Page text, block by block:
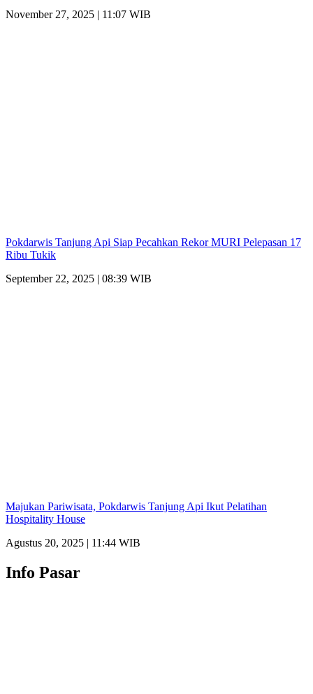
November 27, 2025 | 11:07 WIB
Pokdarwis Tanjung Api Siap Pecahkan Rekor MURI Pelepasan 17
Ribu Tukik
September 22, 2025 | 08:39 WIB
Majukan Pariwisata, Pokdarwis Tanjung Api Ikut Pelatihan
Hospitality House
Agustus 20, 2025 | 11:44 WIB
Info Pasar